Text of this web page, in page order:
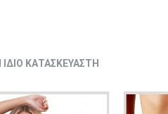
ΚΑΤΑΣΚΕΥΑΣΤΉ